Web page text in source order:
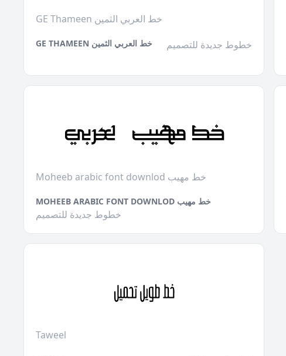
GE Thameen خط العربي الثمين
GE THAMEEN خط العربي الثمين خطوط جديدة للتصميم
Moheeb arabic font downlod خط مهيب
MOHEEB ARABIC FONT DOWNLOD خط مهيب
خطوط جديدة للتصميم
Taweel